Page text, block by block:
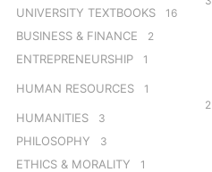
UNIVERSITY TEXTBOOKS 16
BUSINESS & FINANCE 2
ENTREPRENEURSHIP 1
HUMAN RESOURCES 1
HUMANITIES 3
PHILOSOPHY 3
ETHICS & MORALITY 1
2